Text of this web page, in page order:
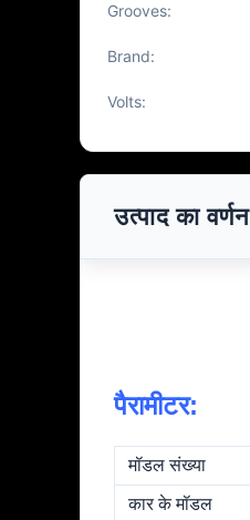
Grooves:
Brand:
Volts:
उत्पाद का वर्णन
पैरामीटर:
मॉडल संख्या
कार के मॉडल